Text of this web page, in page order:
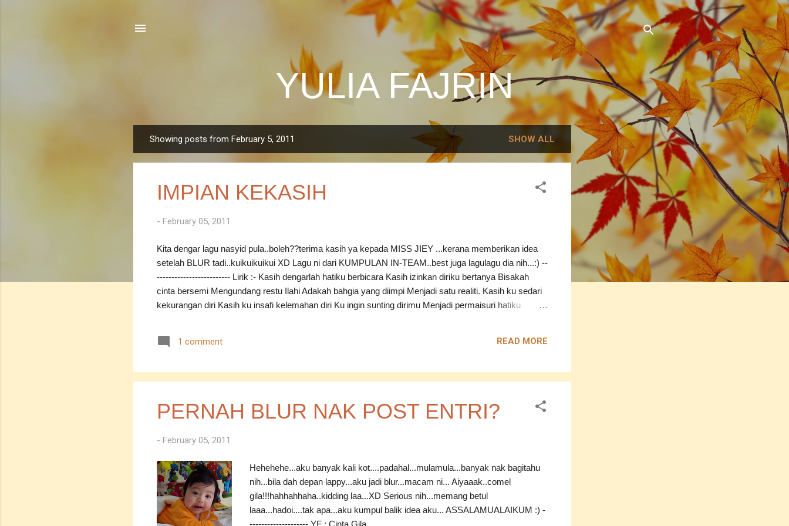
Skip to main content
YULIA FAJRIN
o
Showing posts from February 5, 2011 SHOW ALL
IMPIAN KEKASIH
- February 05, 2011
Kita dengar lagu nasyid pula..boleh??terima kasih ya kepada MISS JIEY ...kerana memberikan idea
setelah BLUR tadi..kuikuikuikui XD Lagu ni dari KUMPULAN IN-TEAM..best juga lagulagu dia nih...:) --
------------------------- Lirik :- Kasih dengarlah hatiku berbicara Kasih izinkan diriku bertanya Bisakah
cinta bersemi Mengundang restu Ilahi Adakah bahgia yang diimpi Menjadi satu realiti. Kasih ku sedari
kekurangan diri Kasih ku insafi kelemahan diri Ku ingin sunting dirimu Menjadi permaisuri hatiku
Dari insan yang amat kusayang Damaikanlah resah hatiku Aku rindu kasih dan sayangmu Terimalah
segalanya Kerna takdir yang akan menentukan Impian kasih --------------------------- Ok..best kan??
1 comment READ MORE
PERNAH BLUR NAK POST ENTRI?
- February 05, 2011
Hehehehe...aku banyak kali kot....padahal...mulamula...banyak nak bagitahu
nih...bila dah depan lappy...aku jadi blur...macam ni... Aiyaaak..comel
gila!!!hahhahhaha..kidding laa...XD Serious nih...memang betul
laaa...hadoi....tak apa...aku kumpul balik idea aku... ASSALAMUALAIKUM :) -
-------------------- YF : Cinta Gila